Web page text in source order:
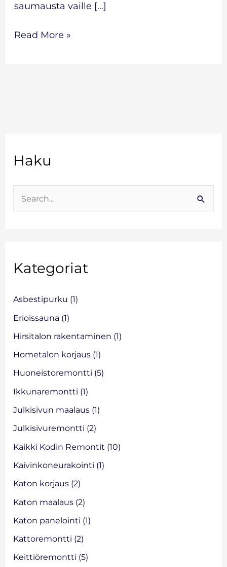
Haku
c
f
o
r
Kategoriat
Asbestipurku (1)
Erioissauna (1)
Hirsitalon rakentaminen (1)
Hometalon korjaus (1)
Huoneistoremontti (5)
Ikkunaremontti (1)
Julkisivun maalaus (1)
Julkisivuremontti (2)
Kaikki Kodin Remontit (10)
Kaivinkoneurakointi (1)
Katon korjaus (2)
Katon maalaus (2)
Katon panelointi (1)
Kattoremontti (2)
Keittiöremontti (5)
r
saumausta vaille […]
Read More »